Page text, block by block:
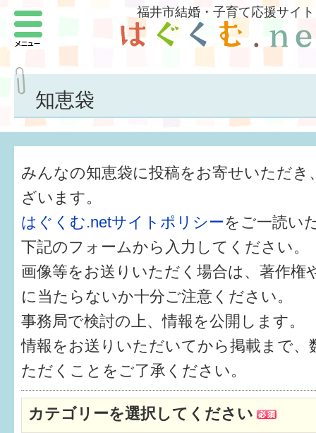
福井市結婚・子育て応援サイト
知恵袋
みんなの知恵袋に投稿をお寄せいただき
ざいます。
はぐくむ.netサイトポリシーをご一読い
下記のフォームから入力してください。
画像等をお送りいただく場合は、著作権
に当たらないか十分ご注意ください。
事務局で検討の上、情報を公開します。
情報をお送りいただいてから掲載まで、
ただくことをご了承ください。
カテゴリーを選択してください
メニュー
結婚したい
子どもがほしい
福井の子育て環境
子どもを育てよう
もしものときの緊急連絡先
届出・手当・助成
健診・予防接種
仲間づくり・遊び場
子どもを預けたい
入園・入学